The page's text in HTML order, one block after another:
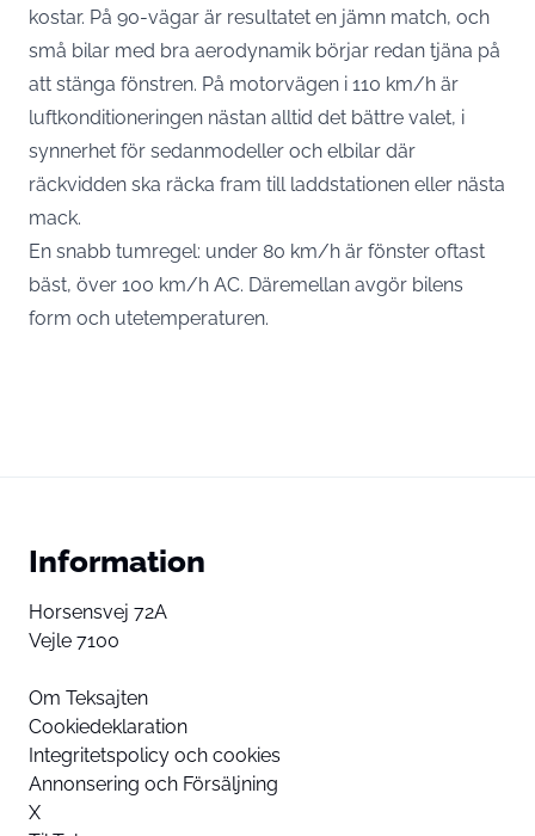
kostar. På 90-vägar är resultatet en jämn match, och
små bilar med bra aerodynamik börjar redan tjäna på
att stänga fönstren. På motorvägen i 110 km/h är
luftkonditioneringen nästan alltid det bättre valet, i
synnerhet för sedanmodeller och elbilar där
räckvidden ska räcka fram till laddstationen eller nästa
mack.
En snabb tumregel: under 80 km/h är fönster oftast
bäst, över 100 km/h AC. Däremellan avgör bilens
form och utetemperaturen.
Information
Horsensvej 72A
Vejle 7100
Om Teksajten
Cookiedeklaration
Integritetspolicy och cookies
Annonsering och Försäljning
X